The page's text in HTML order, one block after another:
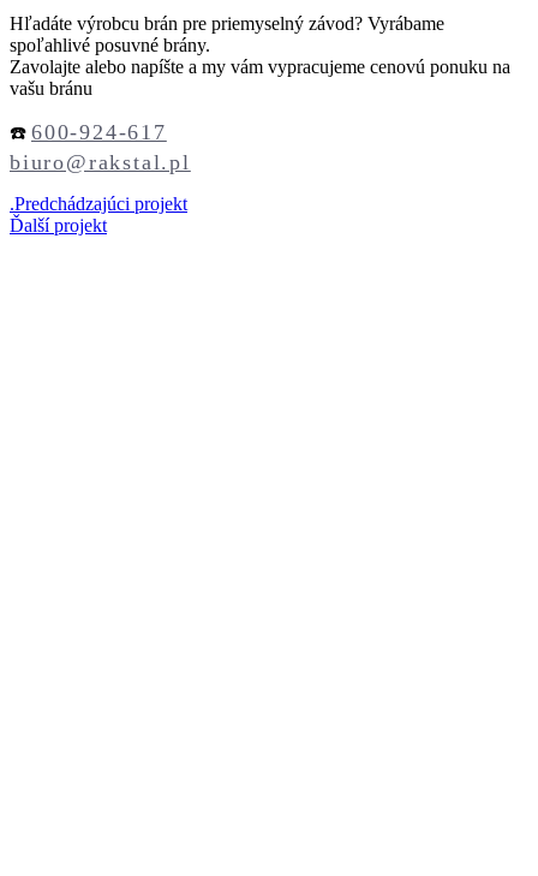
Hľadáte výrobcu brán pre priemyselný závod? Vyrábame
spoľahlivé posuvné brány.
Zavolajte alebo napíšte a my vám vypracujeme cenovú ponuku na
vašu bránu
☎️ 600-924-617
biuro@rakstal.pl
.Predchádzajúci projekt
Ďalší projekt